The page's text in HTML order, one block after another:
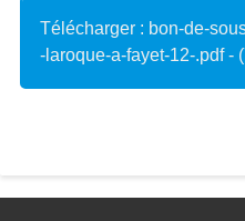
Télécharger : bon-de-
-laroque-a-fayet-12-.pdf -